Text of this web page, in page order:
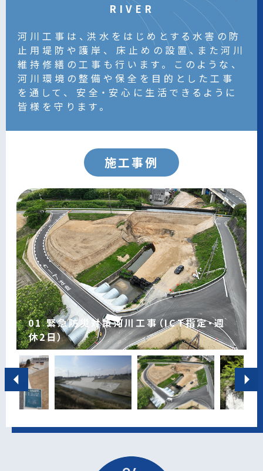
RIVER
河川工事は、洪水をはじめとする水害の防
止用堤防や護岸、
床止めの設置、また河川
維持修繕の工事も行います。
このような、
河川環境の整備や保全を目的とした工事
を通して、
安全・安心に生活できるように
皆様を守ります。
施工事例
01 緊急防災対策河川工事（ICT指定・週
休2日）
竣工 ：2025年6月
工事場所：豊田市鴛鴨町地内
02 砂防メンテナンス工事
竣工 ：2025年3月
工事場所：豊田市豊松町地内
03 都市計画道路豊栄河合線 道路新設工
事(その1)
竣工 ：2020年11月
工事場所：豊田市渡刈町地内
04 一級河川安永川 開水路工事(長興寺工
区下流その3)
竣工 ：2020年11月
工事場所：豊田市長興寺町地内
05 市道旭洗出松ケ坂線 道路災害復旧
(29-803)
竣工 ：2018年9月
工事場所：豊田市加塩町地内
06 豊田土橋土地区画整理事業 逢妻男川
橋梁改築工事その4
2017年12月
工事場所：豊田市土橋町地内
07 都市計画道路花園八橋線 橋梁新設工
事
竣工 ：2016年3月
工事場所：豊田市花園町地内